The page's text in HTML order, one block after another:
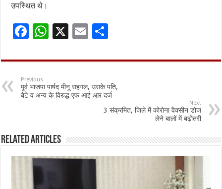
उपस्थित थे।
F
e
b
o
W
at
sA
p
X
E
ai ar
e
Previous
पूर्व भाजपा पार्षद मीनू सहगल, उसके पति,
बेटे व अन्य के विरुद्ध एफ आई आर दर्ज
Next
3 संक्रमित, जिले में कोरोना वैक्सीन डोज
लेने बालों में बढ़ोतरी
Related Articles